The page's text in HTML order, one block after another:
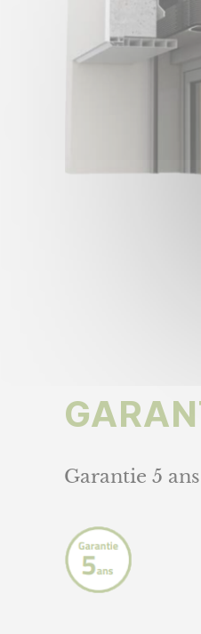
Garantie 5